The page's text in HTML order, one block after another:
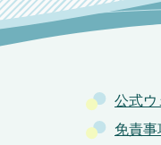
公式ウ
免責事